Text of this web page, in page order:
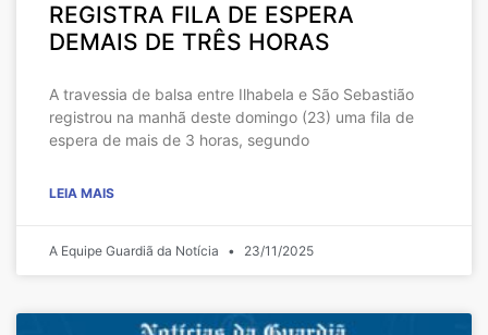
REGISTRA FILA DE ESPERA
DEMAIS DE TRÊS HORAS
A travessia de balsa entre Ilhabela e São Sebastião
registrou na manhã deste domingo (23) uma fila de
espera de mais de 3 horas, segundo
LEIA MAIS
A Equipe Guardiã da Notícia 23/11/2025